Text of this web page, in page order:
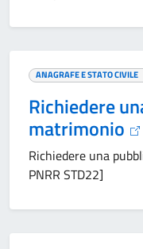
ANAGRAFE E STATO CIVILE
Richiedere
matrimonio
Richiedere una
PNRR STD22]